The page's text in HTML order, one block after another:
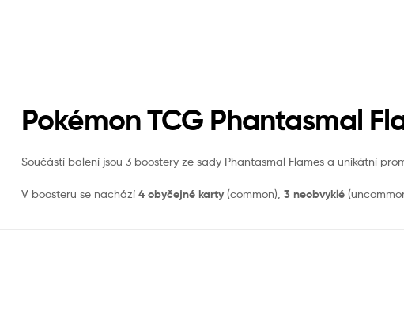
Pokémon TCG Phantasmal
Součástí balení jsou 3 boostery ze sady Phantasmal Flames a unikátní
V boosteru se nachází 4 obyčejné karty (common), 3 neobvyklé